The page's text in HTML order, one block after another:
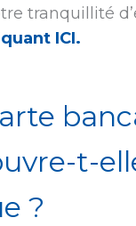
tranquillité
ICI.
t-
?